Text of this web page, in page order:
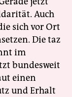
Auch
sich vor Ort
Die taz
im
bundesweit
einen
und Erhalt